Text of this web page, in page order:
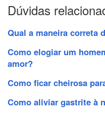
Dúvidas
Qual a maneira correta
Como elogiar um
amor?
Como ficar cheirosa
Como aliviar gastrite à